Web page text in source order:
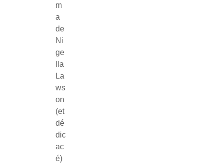
m
a
de
Ni
ge
lla
La
ws
on
(et
dé
dic
ac
é)